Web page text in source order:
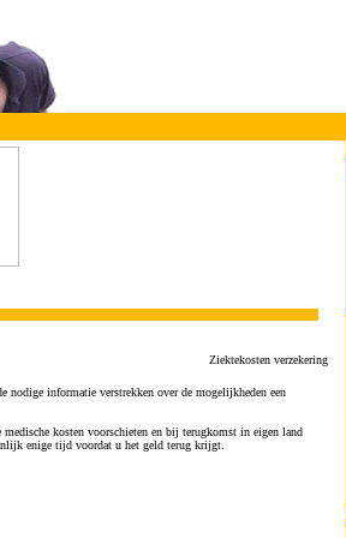
Ziektekosten verzekering
informatie verstrekken over de mogelijkheden een
kosten voorschieten en bij terugkomst in eigen land
enige tijd voordat u het geld terug krijgt.